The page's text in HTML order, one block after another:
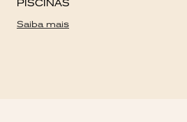
PISCINAS
Saiba mais